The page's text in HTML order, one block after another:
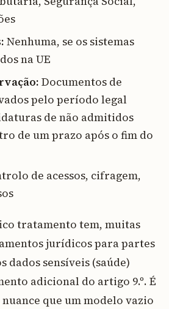
Nenhuma, se os sistemas
na UE
Documentos de
pelo período legal
de não admitidos
de um prazo após o fim do
de acessos, cifragem,
tratamento tem, muitas
jurídicos para partes
dados sensíveis (saúde)
adicional do artigo 9.º. É
que um modelo vazio